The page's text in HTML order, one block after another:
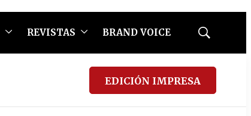
REVISTAS BRAND VOICE
Mostrar
EDICIÓN IMPRESA